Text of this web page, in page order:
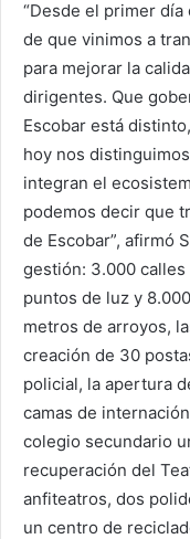
“Desde el primer
de que vinimos a
para mejorar la
dirigentes. Que
Escobar está
hoy nos
integran el
podemos decir que
de Escobar”, afirmó
gestión: 3.000 calles
puntos de luz y
metros de arroyos,
creación de 30
policial, la apertura
camas de
colegio secundario
recuperación del
anfiteatros, dos
un centro de